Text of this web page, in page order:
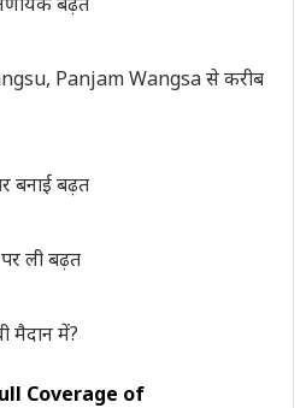
Panjam Wangsa से करीब
बनाई बढ़त
ली बढ़त
मैदान में?
Coverage of